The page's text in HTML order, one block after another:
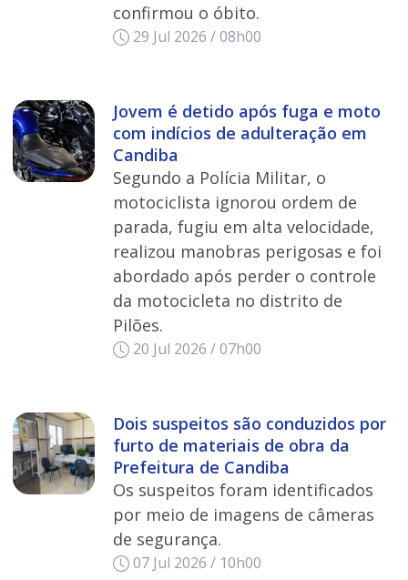
confirmou o óbito.
29 Jul 2026 / 08h00
Jovem é detido após fuga e moto
com indícios de adulteração em
Candiba
Segundo a Polícia Militar, o
motociclista ignorou ordem de
parada, fugiu em alta velocidade,
realizou manobras perigosas e foi
abordado após perder o controle
da motocicleta no distrito de
Pilões.
20 Jul 2026 / 07h00
Dois suspeitos são conduzidos por
furto de materiais de obra da
Prefeitura de Candiba
Os suspeitos foram identificados
por meio de imagens de câmeras
de segurança.
07 Jul 2026 / 10h00